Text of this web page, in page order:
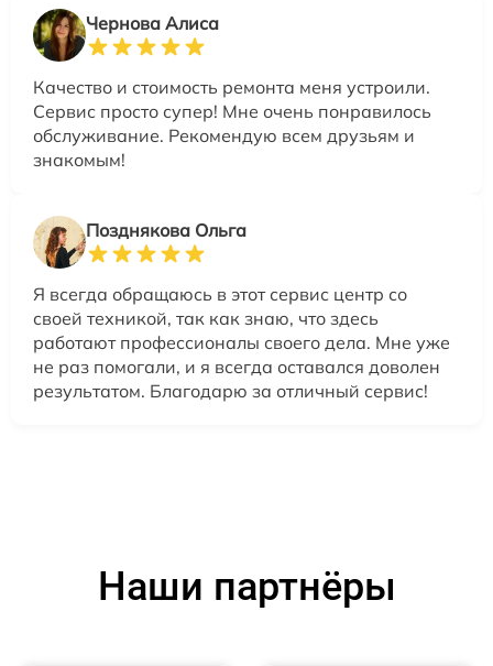
Чернова Алиса
Качество и стоимость ремонта меня устроили.
Сервис просто супер! Мне очень понравилось
обслуживание. Рекомендую всем друзьям и
знакомым!
Позднякова Ольга
Я всегда обращаюсь в этот сервис центр со
своей техникой, так как знаю, что здесь
работают профессионалы своего дела. Мне уже
не раз помогали, и я всегда оставался доволен
результатом. Благодарю за отличный сервис!
Наши партнёры